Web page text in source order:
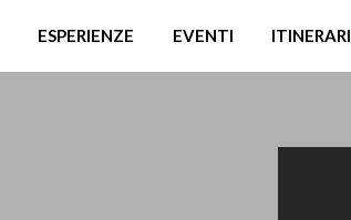
ESPERIENZE EVENTI ITINERARI